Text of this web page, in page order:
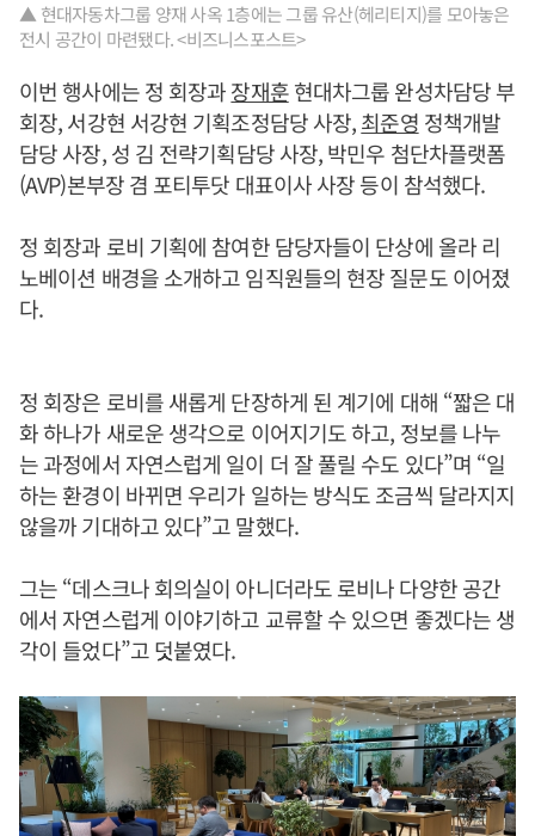
▲ 현대자동차그룹 양재 사옥 1층에는 그룹 유산(헤리티지)를 모아놓은
전시 공간이 마련됐다. <비즈니스포스트>
이번 행사에는 정 회장과장재훈현대차그룹 완성차담당 부
회장, 서강현 서강현 기획조정담당 사장,최준영 정책개발
담당 사장, 성 김 전략기획담당 사장, 박민우 첨단차플랫폼
(AVP)본부장 겸 포티투닷 대표이사 사장 등이 참석했다.
정 회장과 로비 기획에 참여한 담당자들이 단상에 올라 리
노베이션 배경을 소개하고 임직원들의 현장 질문도 이어졌
다.
정 회장은 로비를 새롭게 단장하게 된 계기에 대해 “짧은 대
화 하나가 새로운 생각으로 이어지기도 하고, 정보를 나누
는 과정에서 자연스럽게 일이 더 잘 풀릴 수도 있다”며 “일
하는 환경이 바뀌면 우리가 일하는 방식도 조금씩 달라지지
않을까 기대하고 있다”고 말했다.
그는 “데스크나 회의실이 아니더라도 로비나 다양한 공간
에서 자연스럽게 이야기하고 교류할 수 있으면 좋겠다는 생
각이 들었다”고 덧붙였다.